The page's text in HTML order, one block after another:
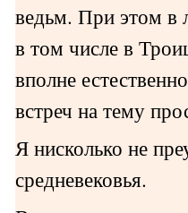
ведьм. При этом в
в том числе в
вполне
встреч на тему
Я нисколько не
средневековья.